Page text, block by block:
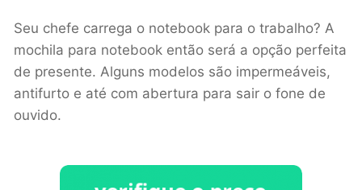
Seu chefe carrega o notebook para o trabalho? A
mochila para notebook então será a opção perfeita
de presente. Alguns modelos são impermeáveis,
antifurto e até com abertura para sair o fone de
ouvido.